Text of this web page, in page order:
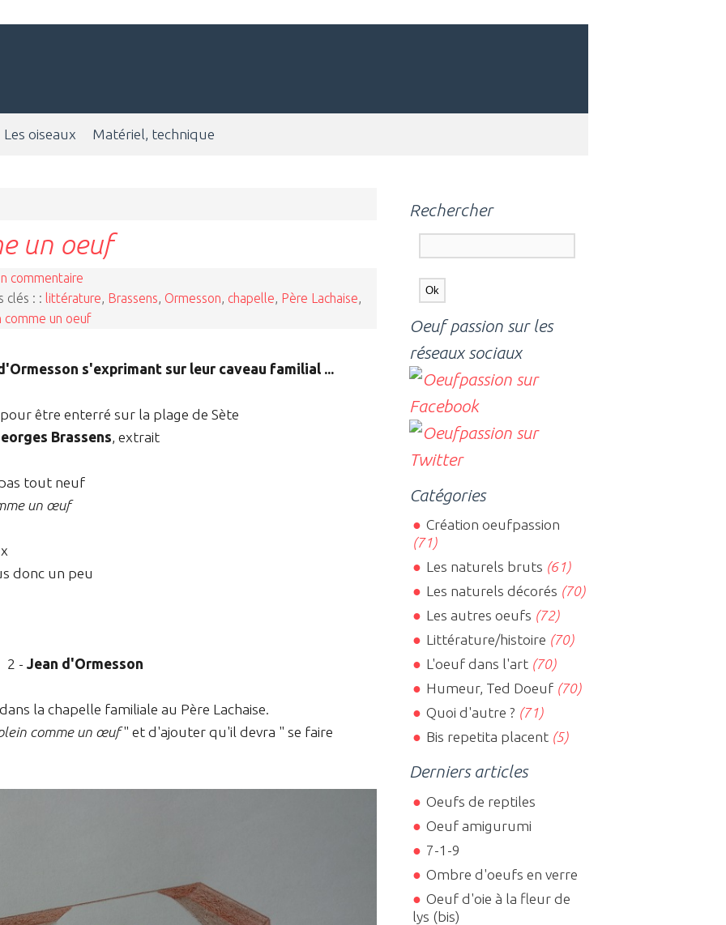
Les oiseaux Matériel, technique
un oeuf
commentaire
clés : : littérature Brassens Ormesson chapelle Père Lachaise
comme un oeuf
s'exprimant sur leur caveau familial ...
être enterré sur la plage de Sète
Brassens , extrait
tout neuf
un œuf
donc un peu
2 -Jean d'Ormesson
la chapelle familiale au Père Lachaise.
comme un œuf" et d'ajouter qu'il devra " se faire
Rechercher
Oeuf passion sur les
réseaux sociaux
Catégories
Création oeufpassion
(71)
Les naturels bruts (61)
Les naturels décorés (70)
Les autres oeufs (72)
Littérature/histoire (70)
L'oeuf dans l'art(70)
Humeur, Ted Doeuf(70)
Quoi d'autre ? (71)
Bis repetita placent(5)
Derniers articles
Oeufs de reptiles
Oeuf amigurumi
7-1-9
Ombre d'oeufs en verre
Oeuf d'oie à la fleur de
lys (bis)